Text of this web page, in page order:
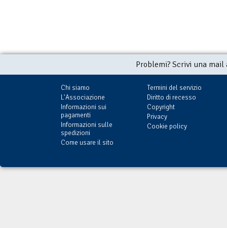
Problemi? Scrivi una
Chi siamo
L'Associazione
Informazioni sui
pagamenti
Informazioni sulle
spedizioni
Come usare il sito
Termini del servizio
Diritto di recesso
Copyright
Privacy
Cookie policy